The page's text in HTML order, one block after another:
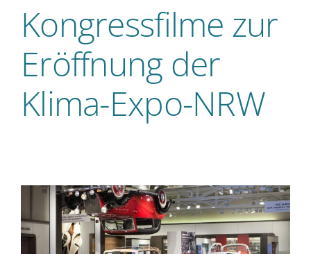
Kongressfilme zur
Eröffnung der
Klima-Expo-NRW